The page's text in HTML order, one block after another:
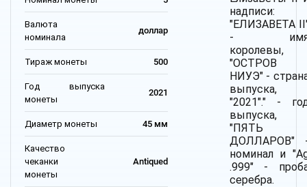
Валюта
номинала
доллар
Тираж монеты 500
Год выпуска
монеты
2021
Диаметр монеты 45 мм
Качество
чеканки
монеты
Antiqued
надписи:
"ЕЛИЗАВЕТА
-
королевы,
"ОСТРОВ
НИУЭ" -
выпуска,
"2021"." -
выпуска,
"ПЯТЬ
ДОЛЛАРОВ"
номинал и
.999" -
серебра.